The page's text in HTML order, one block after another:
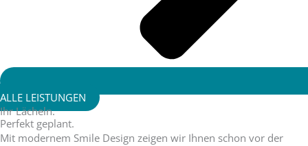
ALLE LEISTUNGEN
Ihr Lächeln.
Perfekt geplant.
Mit modernem Smile Design zeigen wir Ihnen schon vor der